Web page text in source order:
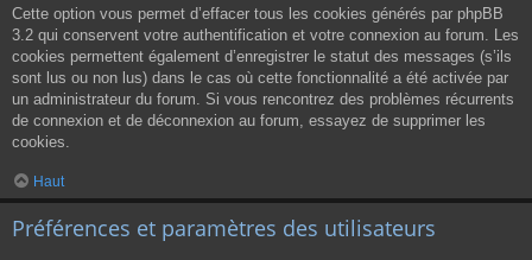
Cette option vous permet d’effacer tous les cookies générés par phpBB
3.2 qui conservent votre authentification et votre connexion au forum. Les
cookies permettent également d’enregistrer le statut des messages (s’ils
sont lus ou non lus) dans le cas où cette fonctionnalité a été activée par
un administrateur du forum. Si vous rencontrez des problèmes récurrents
de connexion et de déconnexion au forum, essayez de supprimer les
cookies.
Haut
Préférences et paramètres des utilisateurs